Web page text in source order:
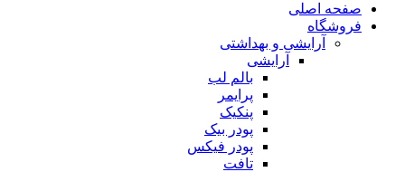
صفحه اصلی
فروشگاه
آرایشی و بهداشتی
آرایشی
بالم لب
پرایمر
پنکیک
پودر بیک
پودر فیکس
تافت